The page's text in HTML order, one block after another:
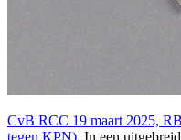
CvB RCC 19 maart 2025,
tegen KPN). In een